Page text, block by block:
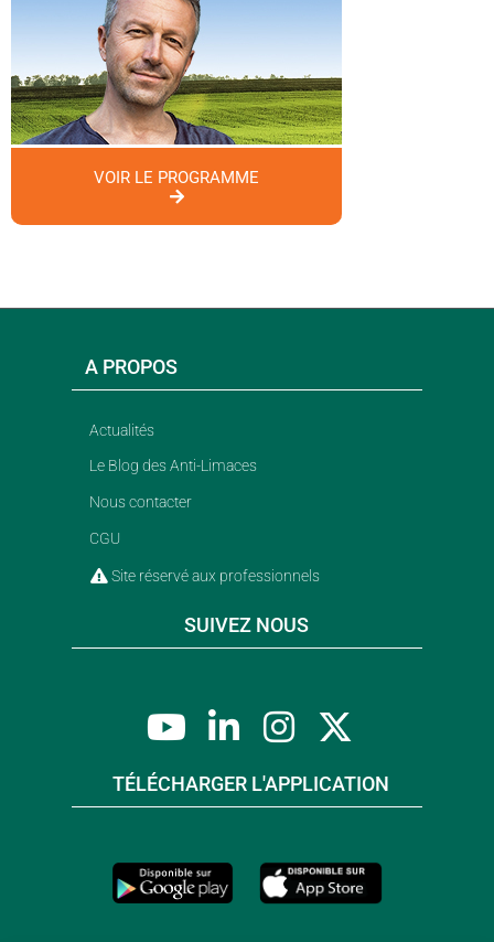
VOIR LE PROGRAMME
A PROPOS
Actualités
Le Blog des Anti-Limaces
Nous contacter
CGU
Site réservé aux professionnels
SUIVEZ NOUS
TÉLÉCHARGER L'APPLICATION